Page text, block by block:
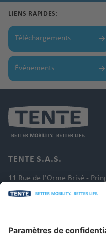
LIENS RAPIDES:
Téléchargements
Événements
TENTE S.A.S.
11 Rue de l'Orme Brisé -
77986 St Fargeau Ponthierry
Tél. : +33 1 60652300